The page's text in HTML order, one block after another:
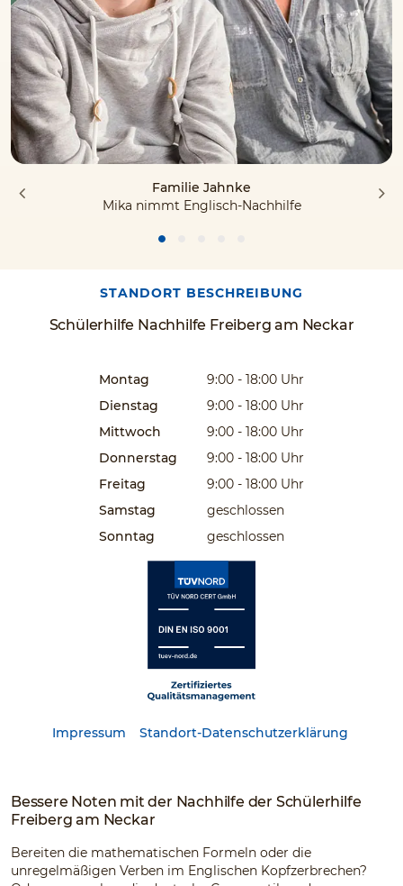
Familie Jahnke
Mika nimmt Englisch-Nachhilfe
Schülerhilfe Nachhilfe Freiberg am Neckar
STANDORT BESCHREIBUNG
Montag 9:00 - 18:00 Uhr
Dienstag
9:00 - 18:00 Uhr
Mittwoch
9:00 - 18:00 Uhr
Donnerstag
9:00 - 18:00 Uhr
Freitag
9:00 - 18:00 Uhr
Samstag
geschlossen
Sonntag
geschlossen
Impressum Standort-Datenschutzerklärung
Bessere Noten mit der Nachhilfe der Schülerhilfe
Freiberg am Neckar
Bereiten die mathematischen Formeln oder die
unregelmäßigen Verben im Englischen Kopfzerbrechen?